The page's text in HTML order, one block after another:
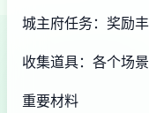
城主府任务：奖励
收集道具：各个场
重要材料